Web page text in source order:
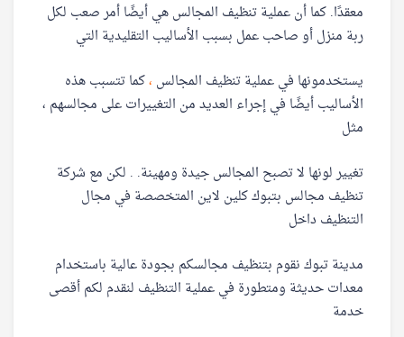
معقدًا. كما أن عملية تنظيف المجالس هي أيضًا أمر صعب لكل
ربة منزل أو صاحب عمل بسبب الأساليب التقليدية التي
يستخدمونها في عملية تنظيف المجالس ،كما تتسبب هذه
الأساليب أيضًا في إجراء العديد من التغييرات على مجالسهم ،
مثل
تغيير لونها لا تصبح المجالس جيدة ومهينة. . لكن مع شركة
تنظيف مجالس بتبوك كلين لاين المتخصصة في مجال
التنظيف داخل
مدينة تبوك نقوم بتنظيف مجالسكم بجودة عالية باستخدام
معدات حديثة ومتطورة في عملية التنظيف لنقدم لكم أقصى
خدمة